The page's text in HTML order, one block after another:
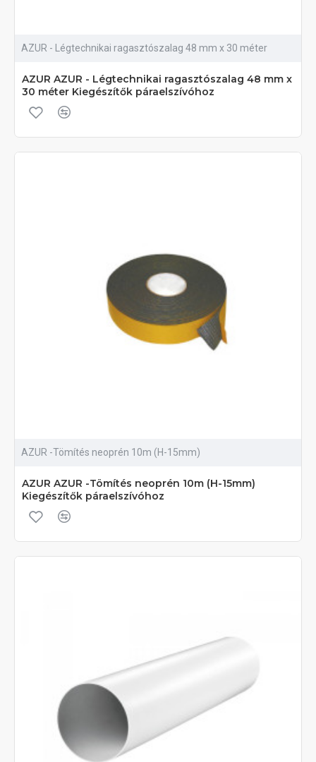
AZUR - Légtechnikai ragasztószalag 48 mm x 30 méter
AZUR AZUR - Légtechnikai ragasztószalag 48 mm x
30 méter Kiegészítők páraelszívóhoz
AZUR -Tömítés neoprén 10m (H-15mm)
AZUR AZUR -Tömítés neoprén 10m (H-15mm)
Kiegészítők páraelszívóhoz